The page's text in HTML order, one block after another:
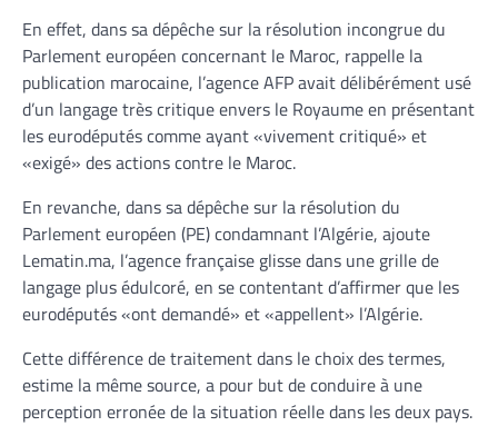
En effet, dans sa dépêche sur la résolution incongrue du
Parlement européen concernant le Maroc, rappelle la
publication marocaine, l’agence AFP avait délibérément usé
d’un langage très critique envers le Royaume en présentant
les eurodéputés comme ayant «vivement critiqué» et
«exigé» des actions contre le Maroc.
En revanche, dans sa dépêche sur la résolution du
Parlement européen (PE) condamnant l’Algérie, ajoute
Lematin.ma, l’agence française glisse dans une grille de
langage plus édulcoré, en se contentant d’affirmer que les
eurodéputés «ont demandé» et «appellent» l’Algérie.
Cette différence de traitement dans le choix des termes,
estime la même source, a pour but de conduire à une
perception erronée de la situation réelle dans les deux pays.